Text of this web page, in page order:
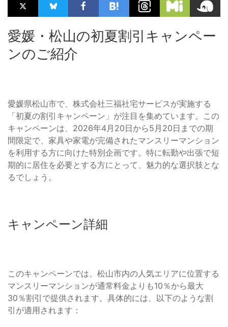
愛媛・松山の初夏割引キャンペー
ンのご紹介
愛媛県松山市で、株式会社三福社宅サービスが実施する
「初夏の割引キャンペーン」が注目を集めています。この
キャンペーンは、2026年4月20日から5月20日までの期
間限定で、家具や家電が完備されたマンスリーマンション
を利用する方に向けた特別企画です。特に転勤や出張で短
期的に居住を必要とする方にとって、魅力的な選択肢とな
るでしょう。
キャンペーン詳細
このキャンペーンでは、松山市内の人気エリアに位置する
マンスリーマンションが通常料金よりも10％から最大
30％割引で提供されます。具体的には、以下のような割
引が適用されます：